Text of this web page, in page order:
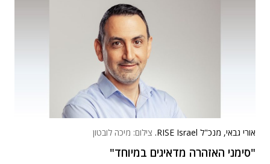
אורי גבאי, מנכ"ל RISE Israel. צילום: מיכה לובטון
"סימני האזהרה מדאיגים במיוחד"